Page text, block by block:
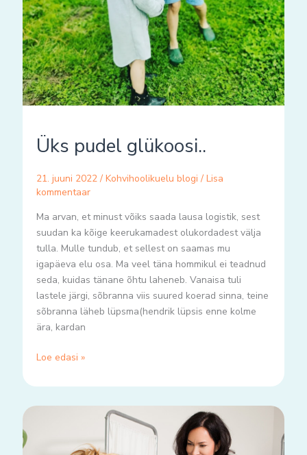
Üks pudel glükoosi..
21. juuni 2022 / Kohvihoolikuelu blogi / Lisa
kommentaar
Ma arvan, et minust võiks saada lausa logistik, sest
suudan ka kõige keerukamadest olukordadest välja
tulla. Mulle tundub, et sellest on saamas mu
igapäeva elu osa. Ma veel täna hommikul ei teadnud
seda, kuidas tänane õhtu laheneb. Vanaisa tuli
lastele järgi, sõbranna viis suured koerad sinna, teine
sõbranna läheb lüpsma(hendrik lüpsis enne kolme
ära, kardan
Loe edasi »